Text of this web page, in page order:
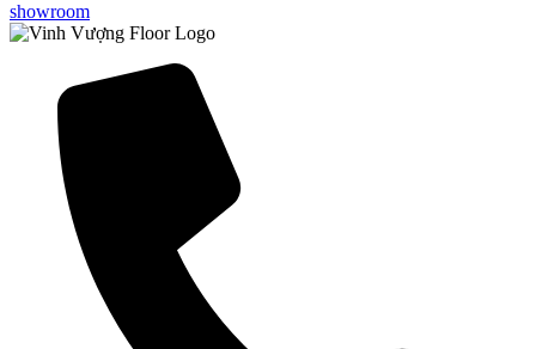
showroom